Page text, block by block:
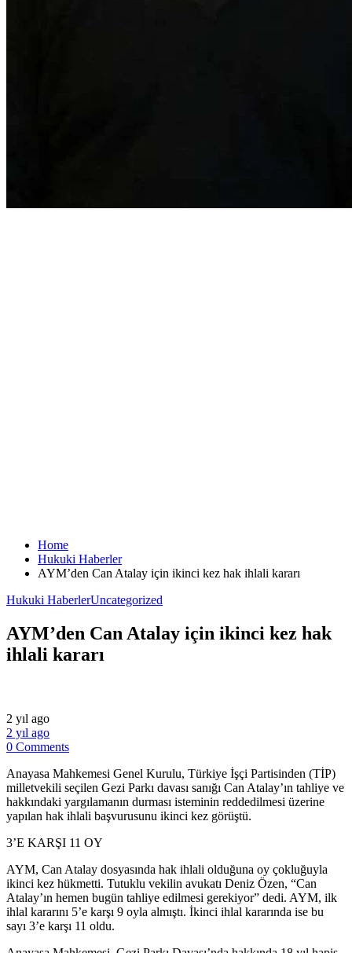
Home
Hukuki Haberler
AYM’den Can Atalay için ikinci kez hak ihlali kararı
Hukuki HaberlerUncategorized
AYM’den Can Atalay için ikinci kez hak
ihlali kararı
2 yıl ago
2 yıl ago
0 Comments
Anayasa Mahkemesi Genel Kurulu, Türkiye İşçi Partisinden (TİP)
milletvekili seçilen Gezi Parkı davası sanığı Can Atalay’ın tahliye ve
hakkındaki yargılamanın durması isteminin reddedilmesi üzerine
yapılan hak ihlali başvurusunu ikinci kez görüştü.
3’E KARŞI 11 OY
AYM, Can Atalay dosyasında hak ihlali olduğuna oy çokluğuyla
ikinci kez hükmetti. Tutuklu vekilin avukatı Deniz Özen, “Can
Atalay’ın hemen bugün tahliye edilmesi gerekiyor” dedi. AYM, ilk
ihlal kararını 5’e karşı 9 oyla almıştı. İkinci ihlal kararında ise bu
sayı 3’e karşı 11 oldu.